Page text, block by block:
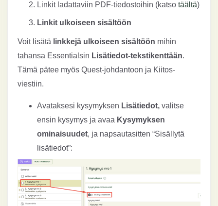
Linkit ladattaviin PDF-tiedostoihin (katso täältä)
Linkit ulkoiseen sisältöön
Voit lisätä linkkejä ulkoiseen sisältöön mihin
tahansa Essentialsin Lisätiedot-tekstikenttään.
Tämä pätee myös Quest-johdantoon ja Kiitos-
viestiin.
Avataksesi kysymyksen Lisätiedot, valitse
ensin kysymys ja avaa Kysymyksen
ominaisuudet, ja napsautasitten “Sisällytä
lisätiedot”: